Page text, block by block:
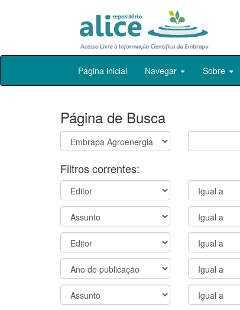
Skip
Página inicial Navegar Sobre
Página de Busca
Filtros correntes: